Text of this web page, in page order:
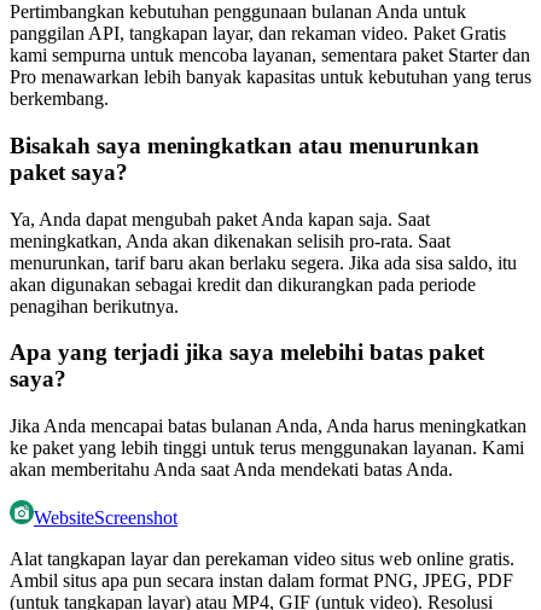
Pertimbangkan kebutuhan penggunaan bulanan Anda untuk
panggilan API, tangkapan layar, dan rekaman video. Paket Gratis
kami sempurna untuk mencoba layanan, sementara paket Starter dan
Pro menawarkan lebih banyak kapasitas untuk kebutuhan yang terus
berkembang.
Bisakah saya meningkatkan atau menurunkan
paket saya?
Ya, Anda dapat mengubah paket Anda kapan saja. Saat
meningkatkan, Anda akan dikenakan selisih pro-rata. Saat
menurunkan, tarif baru akan berlaku segera. Jika ada sisa saldo, itu
akan digunakan sebagai kredit dan dikurangkan pada periode
penagihan berikutnya.
Apa yang terjadi jika saya melebihi batas paket
saya?
Jika Anda mencapai batas bulanan Anda, Anda harus meningkatkan
ke paket yang lebih tinggi untuk terus menggunakan layanan. Kami
akan memberitahu Anda saat Anda mendekati batas Anda.
WebsiteScreenshot
Alat tangkapan layar dan perekaman video situs web online gratis.
Ambil situs apa pun secara instan dalam format PNG, JPEG, PDF
(untuk tangkapan layar) atau MP4, GIF (untuk video). Resolusi